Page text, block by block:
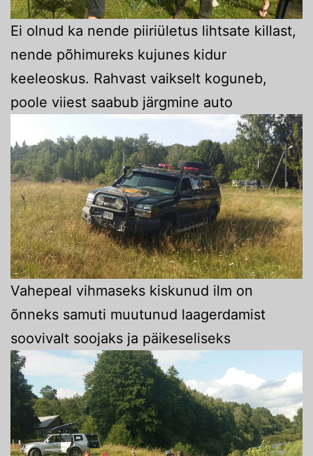
Ei olnud ka nende piiriületus lihtsate killast,
nende põhimureks kujunes kidur
keeleoskus. Rahvast vaikselt koguneb,
poole viiest saabub järgmine auto
Vahepeal vihmaseks kiskunud ilm on
õnneks samuti muutunud laagerdamist
soovivalt soojaks ja päikeseliseks